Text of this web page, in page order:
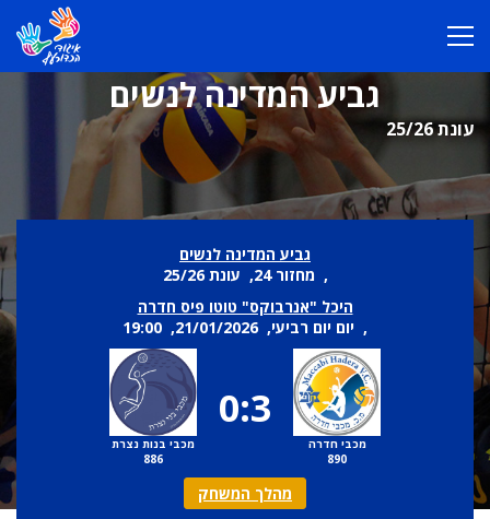
גביע המדינה לנשים
עונת 25/26
גביע המדינה לנשים
, מחזור 24, עונת 25/26
היכל "אנרבוקס" טוטו פיס חדרה
, יום יום רביעי, 21/01/2026, 19:00
מכבי חדרה
890
0:3
מכבי בנות נצרת
886
מהלך המשחק